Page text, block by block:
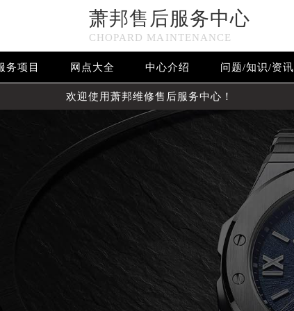
萧邦售后服务中心
CHOPARD MAINTENANCE
务项目 网点大全 中心介绍 问题/知识/资讯
欢迎使用萧邦维修售后服务中心！